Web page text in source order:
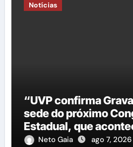
Notícias
“UVP confirma
sede do próximo
Estadual, que
de agosto”
Neto Gaia ago 7, 2026